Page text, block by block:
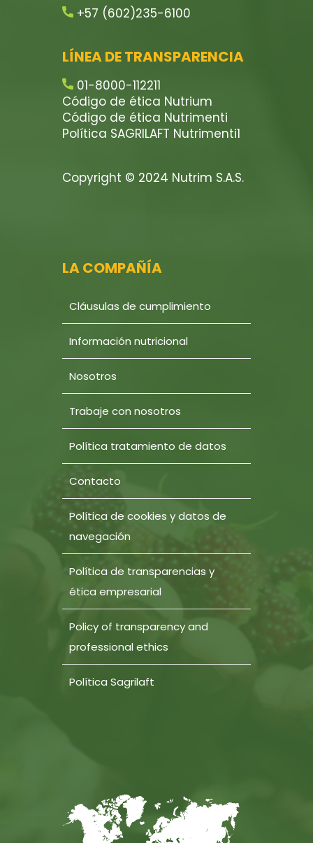
+57 (602)235-6100
LÍNEA DE TRANSPARENCIA
01-8000-112211
Código de ética Nutrium
Código de ética Nutrimenti
Política SAGRILAFT Nutrimenti1
Copyright © 2024 Nutrim S.A.S.
LA COMPAÑÍA
Cláusulas de cumplimiento
Información nutricional
Nosotros
Trabaje con nosotros
Política tratamiento de datos
Contacto
Política de cookies y datos de
navegación
Política de transparencias y
ética empresarial
Policy of transparency and
professional ethics
Política Sagrilaft